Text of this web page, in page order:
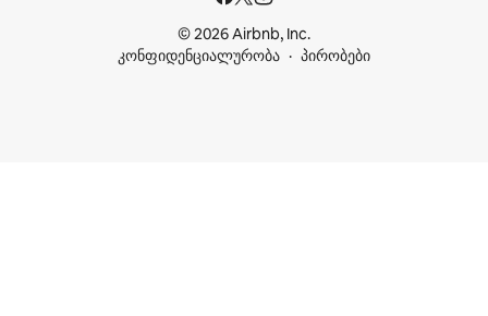
© 2026 Airbnb, Inc.
კონფიდენციალურობა
პირობები